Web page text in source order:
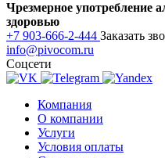
Чрезмерное употребление
здоровью
+7 903-666-2-444 Заказать
info@pivocom.ru
Соцсети
Компания
О компании
Услуги
Условия оплаты